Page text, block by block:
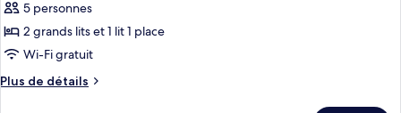
36)
ce
type
de
chambre :
Maison
5 personnes
2 grands lits et 1 lit 1 place
Wi-Fi gratuit
Plus de détails
Plus